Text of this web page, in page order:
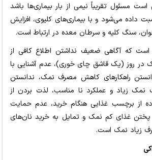
مسئول تقریباً نیمی از بار بیماری‌ها باشد
داده می‌شود و با بیماری‌های کلیوی، افزایش
سنگ کلیه و سرطان معده در ارتباط است.
که آگاهی ضعیف نداشتن اطلاع کافی از
در روز (یک قاشق چای خوری)، عدم آشنایی با
راهکارهای کاهش مصرف نمک، ندانستن
زیاد و عملکرد نا مناسب، لذت بردن از
از برچسب غذایی هنگام خرید، عدم حمایت
پختن غذای کم نمک و تمایل به خرید نان‌های
زیاد نمک است.